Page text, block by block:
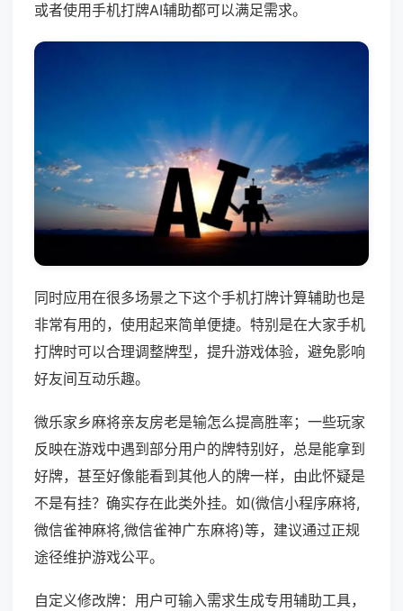
或者使用手机打牌AI辅助都可以满足需求。
同时应用在很多场景之下这个手机打牌计算辅助也是
非常有用的，使用起来简单便捷。特别是在大家手机
打牌时可以合理调整牌型，提升游戏体验，避免影响
好友间互动乐趣。
微乐家乡麻将亲友房老是输怎么提高胜率；一些玩家
反映在游戏中遇到部分用户的牌特别好，总是能拿到
好牌，甚至好像能看到其他人的牌一样，由此怀疑是
不是有挂？确实存在此类外挂。如(微信小程序麻将,
微信雀神麻将,微信雀神广东麻将)等，建议通过正规
途径维护游戏公平。
自定义修改牌：用户可输入需求生成专用辅助工具，